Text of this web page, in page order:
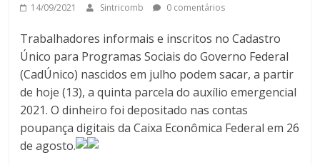
14/09/2021 Sintricomb 0 comentários
Trabalhadores informais e inscritos no Cadastro
Único para Programas Sociais do Governo Federal
(CadÚnico) nascidos em julho podem sacar, a partir
de hoje (13), a quinta parcela do auxílio emergencial
2021. O dinheiro foi depositado nas contas
poupança digitais da Caixa Econômica Federal em 26
de agosto.